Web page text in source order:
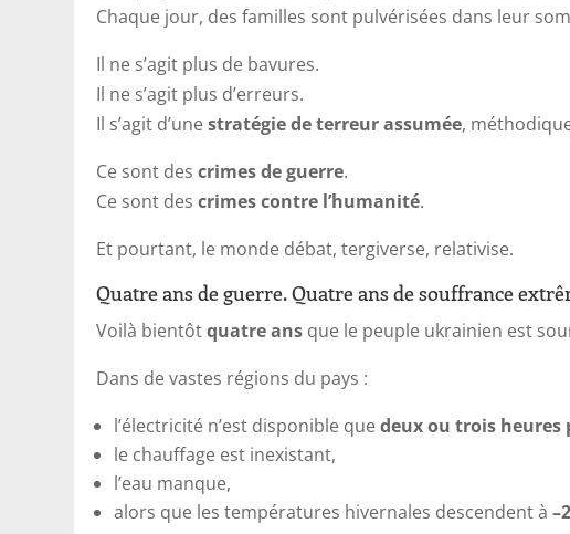
Chaque jour, des familles sont pulvérisées dans leur
Il ne s’agit plus de bavures.
Il ne s’agit plus d’erreurs.
Il s’agit d’unestratégie de terreur assumée,
Ce sont descrimes de guerre.
Ce sont descrimes contre l’humanité.
Et pourtant, le monde débat, tergiverse, relativise.
Quatre ans de guerre. Quatre ans de souffrance
Voilà bientôtquatre ans que le peuple ukrainien est
Dans de vastes régions du pays :
l’électricité n’est disponible quedeux ou trois heures
le chauffage est inexistant,
l’eau manque,
alors que les températures hivernales descendent à